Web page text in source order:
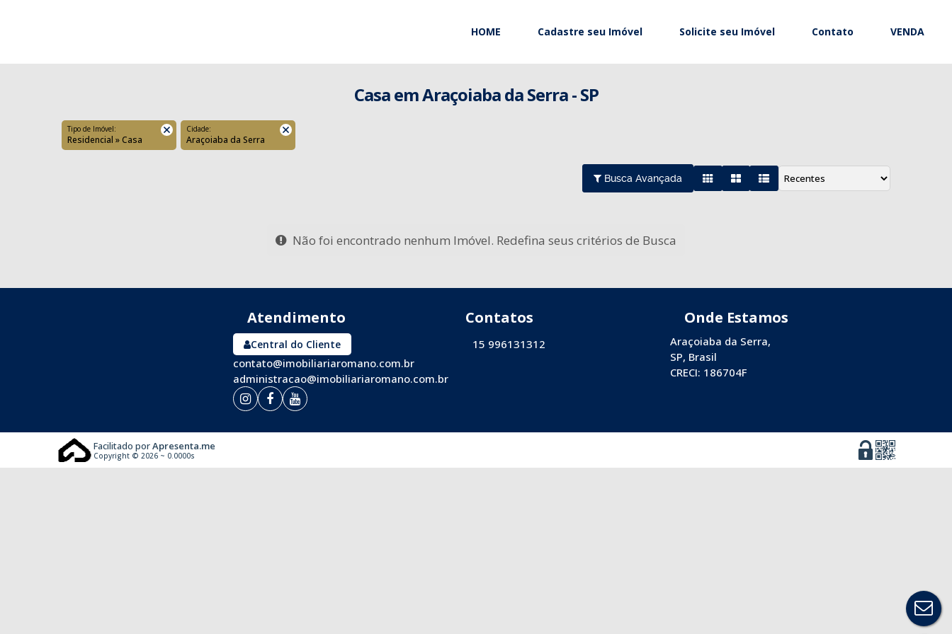
Cadastre seu Imóvel Solicite seu Imóvel Contato VENDA
HOME
Casa em Araçoiaba da Serra - SP
Tipo de Imóvel:
Residencial » Casa
Cidade:
Araçoiaba da Serra
Busca Avançada
Não foi encontrado nenhum Imóvel. Redefina seus critérios de Busca
Central do Cliente
contato@imobiliariaromano.com.br
administracao@imobiliariaromano.com.br
15 996131312 Araçoiaba da Serra,
SP, Brasil
CRECI: 186704F
Facilitado porApresenta.me
Copyright © 2026 ~ 0.0000s